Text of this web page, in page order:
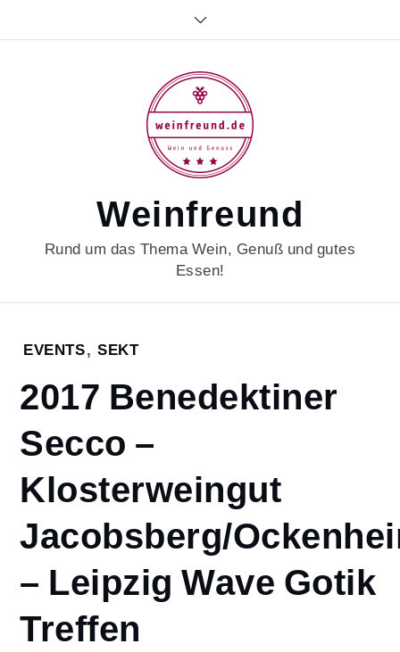
Weinfreund
Rund um das Thema Wein, Genuß und gutes
Essen!
Home
Mai
2017 Benedektiner
Secco –
Klosterweingut
Jacobsberg/Ockenheim
– Leipzig Wave Gotik
Treffen
EVENTS, SEKT
2017 Benedektiner
Secco –
Klosterweingut
Jacobsberg/
– Leipzig Wave Gotik
Treffen